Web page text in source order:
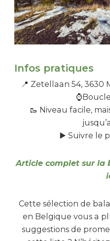
Infos pratiques
📍 Zetellaan 54, 3630
🥾 Niveau facile,
▶️ Suivre le
Article complet sur la
Cette sélection de
en Belgique vous a
suggestions de